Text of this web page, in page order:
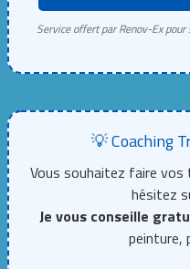
Service offert par Renov-Ex
💡 Coaching
Vous souhaitez faire
hésitez
Je vous conseille
peinture,